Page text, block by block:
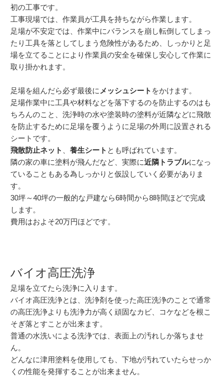
初の工事です。
工事現場では、作業員が工具を持ちながら作業します。
足場が不安定では、作業中にバランスを崩し転倒してしまっ
たり工具を落としてしまう危険性があるため、しっかりと足
場を立てることにより作業員の安全を確保し安心して作業に
取り掛かれます。
足場を組んだら必ず最後に メッシュシート をかけます。
足場作業中に工具や材料などを落下するのを防止するのはも
ちろんのこと、洗浄時の水や塗装時の塗料が近隣などに飛散
を防止するために足場を覆うように足場の外周に設置される
シートです。
飛散防止ネット
養生シート とも呼ばれています。
隣の家の車に塗料が飛んだなど、実際に近隣トラブルになっ
ていることもある為しっかりと仮設していく必要がありま
す。
30坪～40坪の一般的な戸建なら6時間から8時間ほどで完成
します。
費用はおよそ20万円ほどです。
バイオ高圧洗浄
足場を立てたら洗浄に入ります。
バイオ高圧洗浄とは、洗浄剤を使った高圧洗浄のことで通常
の高圧洗浄よりも洗浄力が高く頑固なカビ、コケなどを根こ
そぎ落とすことが出来ます。
普通の水洗いによる洗浄では、表面上の汚れしか落ちませ
ん。
どんなに津用塗料を使用しても、下地が汚れていたらせっか
くの性能を発揮することが出来ません。